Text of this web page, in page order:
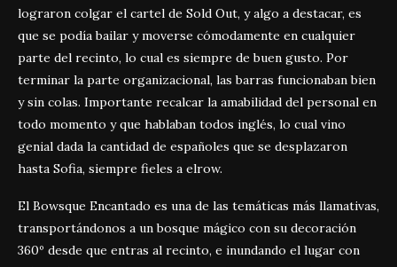
lograron colgar el cartel de Sold Out, y algo a destacar, es
que se podía bailar y moverse cómodamente en cualquier
parte del recinto, lo cual es siempre de buen gusto. Por
terminar la parte organizacional, las barras funcionaban bien
y sin colas. Importante recalcar la amabilidad del personal en
todo momento y que hablaban todos inglés, lo cual vino
genial dada la cantidad de españoles que se desplazaron
hasta Sofia, siempre fieles a elrow.
El Bowsque Encantado es una de las temáticas más llamativas,
transportándonos a un bosque mágico con su decoración
360º desde que entras al recinto, e inundando el lugar con